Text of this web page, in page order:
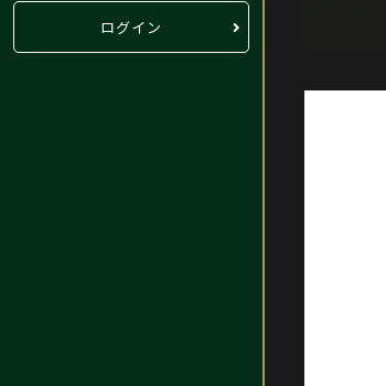
ログイン